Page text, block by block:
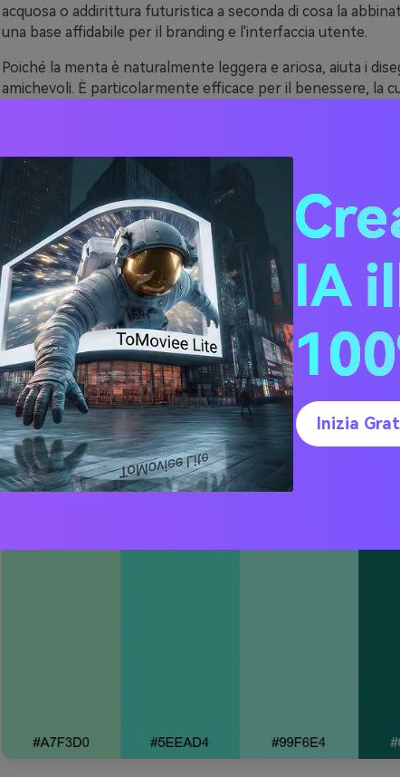
acquosa o addirittura futuristica a seconda di cosa la
una base affidabile per il branding e l'interfaccia utente.
Poiché la menta è naturalmente leggera e ariosa, aiuta i
amichevoli. È particolarmente efficace per il benessere, la
struttura, i neutri caldi aggiungono morbidezza e gli accenti
cobalto) la trasformano in un'affermazione che attira
20+ idee di tavolozza di
(con codici esagonali)
1) Studio Seafoam
IA
Inizia